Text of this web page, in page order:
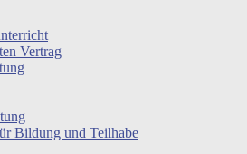
Vertrag
Bildung und Teilhabe